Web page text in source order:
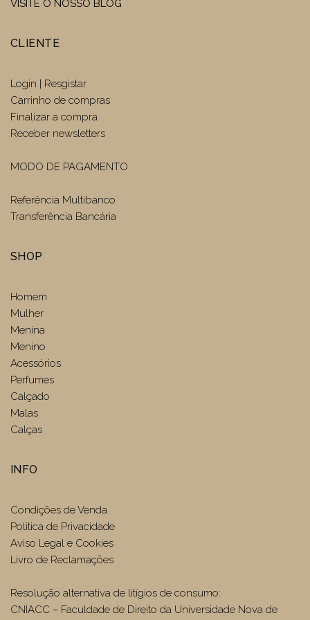
VISITE O NOSSO BLOG
CLIENTE
Login | Resgistar
Carrinho de compras
Finalizar a compra
Receber newsletters
MODO DE PAGAMENTO
Referência Multibanco
Transferência Bancária
SHOP
Homem
Mulher
Menina
Menino
Acessórios
Perfumes
Calçado
Malas
Calças
INFO
Condições de Venda
Politica de Privacidade
Aviso Legal e Cookies
Livro de Reclamações
Resolução alternativa de litígios de consumo:
CNIACC – Faculdade de Direito da Universidade Nova de